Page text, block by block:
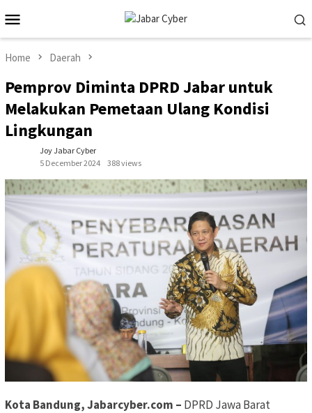
to
contentMenu
Home Daerah
Pemprov Diminta DPRD Jabar untuk
Melakukan Pemetaan Ulang Kondisi
Lingkungan
Joy Jabar Cyber
5 December 2024
388 views
Kota Bandung, Jabarcyber.com – DPRD Jawa Barat